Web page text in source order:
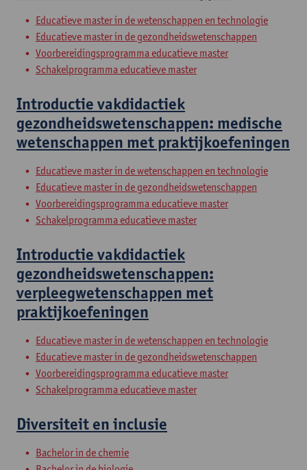
Educatieve master in de wetenschappen en technologie
Educatieve master in de gezondheidswetenschappen
Voorbereidingsprogramma educatieve master
Schakelprogramma educatieve master
Introductie vakdidactiek
gezondheidswetenschappen: medische
wetenschappen met praktijkoefeningen
Educatieve master in de wetenschappen en technologie
Educatieve master in de gezondheidswetenschappen
Voorbereidingsprogramma educatieve master
Schakelprogramma educatieve master
Introductie vakdidactiek
gezondheidswetenschappen:
verpleegwetenschappen met
praktijkoefeningen
Educatieve master in de wetenschappen en technologie
Educatieve master in de gezondheidswetenschappen
Voorbereidingsprogramma educatieve master
Schakelprogramma educatieve master
Diversiteit en inclusie
Bachelor in de chemie